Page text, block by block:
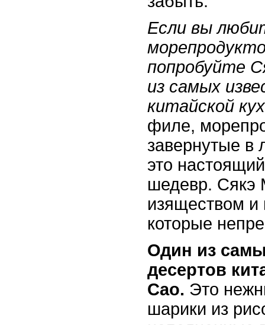
Если вы
попробуйте
из самых
китайской
филе,
завернутые в
это
шедевр. Сякэ
изяществом и
которые
Один из
десертов
Сао. Это
шарики из